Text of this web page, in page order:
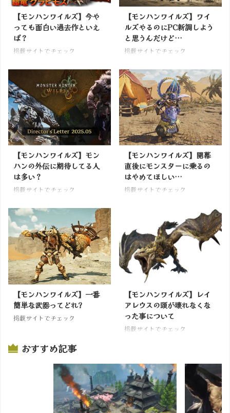
【モンハンワイルズ】今や
っても面白い過去作といえ
ば？
掲載サイトでチェック
【モンハンワイルズ】ワイ
ルズやるのにPC新調しよう
と思うんだけど…
掲載サイトでチェック
【モンハンワイルズ】モン
ハンの外伝に期待してる人
は多い？
掲載サイトでチェック
【モンハンワイルズ】開幕
直後にモンスターに乗るの
はやめてほしい…
掲載サイトでチェック
【モンハンワイルズ】一番
簡単な武器ってどれ?
掲載サイトでチェック
【モンハンワイルズ】レイ
アレウスの頭が壊れなくな
った事について
掲載サイトでチェック
おすすめ記事